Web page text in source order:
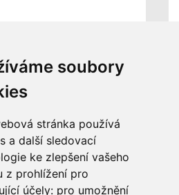
soubory
stránka používá
a další sledovací
ke zlepšení vašeho
z prohlížení pro
účely: pro umožnění
prací
údajů